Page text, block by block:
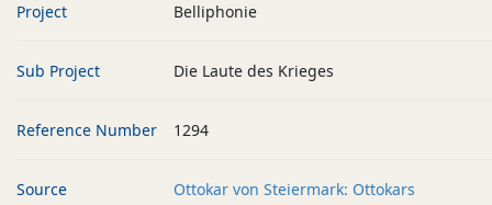
Project Belliphonie
Sub Project Die Laute des Krieges
Reference Number 1294
Source
Ottokar von Steiermark: Ottokars